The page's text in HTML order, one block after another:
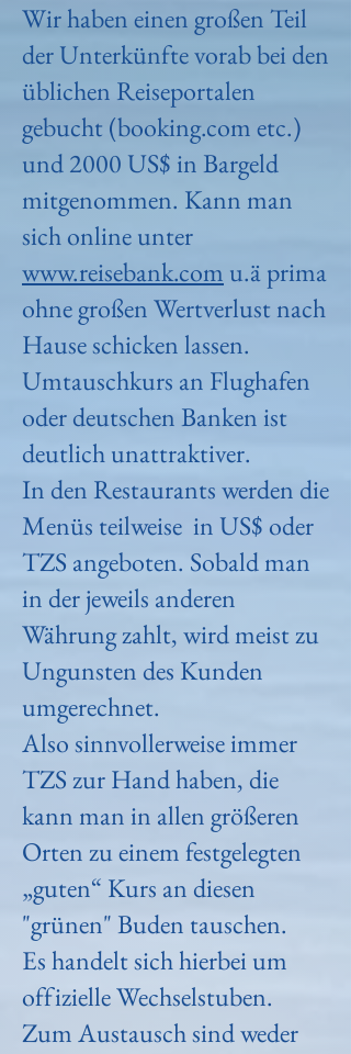
Wir haben einen großen Teil
der Unterkünfte vorab bei den
üblichen Reiseportalen
gebucht (booking.com etc.)
und 2000 US$ in Bargeld
mitgenommen. Kann man
sich online unter
www.reisebank.com u.ä prima
ohne großen Wertverlust nach
Hause schicken lassen.
Umtauschkurs an Flughafen
oder deutschen Banken ist
deutlich unattraktiver.
In den Restaurants werden die
Menüs teilweise in US$ oder
TZS angeboten. Sobald man
in der jeweils anderen
Währung zahlt, wird meist zu
Ungunsten des Kunden
umgerechnet.
Also sinnvollerweise immer
TZS zur Hand haben, die
kann man in allen größeren
Orten zu einem festgelegten
„guten“ Kurs an diesen
"grünen" Buden tauschen.
Es handelt sich hierbei um
offizielle Wechselstuben.
Zum Austausch sind weder